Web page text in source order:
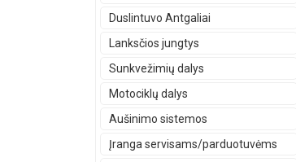
Duslintuvo Antgaliai
Lanksčios jungtys
Sunkvežimių dalys
Motociklų dalys
Aušinimo sistemos
Įranga servisams/parduotuvėms